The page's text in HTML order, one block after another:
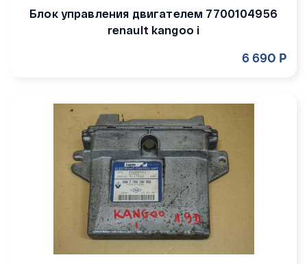
Блок управления двигателем 7700104956
renault kangoo i
6 690 Р